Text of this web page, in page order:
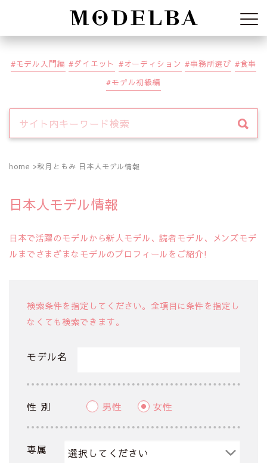
Modelba
モデル入門編 ダイエット オーディション 事務所選び
食事
モデル初級編
home 秋月ともみ 日本人モデル情報
日本人モデル情報
日本で活躍のモデルから新人モデル、読者モデル、メンズモデ
ルまでさまざまなモデルのプロフィールをご紹介!
検索条件を指定してください。全項目に条件を指定し
なくても検索できます。
モデル名
性 別 男性 女性
専属